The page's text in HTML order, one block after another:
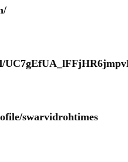
swarvidrohtimes